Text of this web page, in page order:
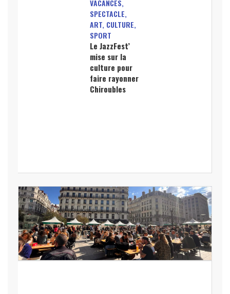
VACANCES,
SPECTACLE,
ART, CULTURE,
SPORT
Le JazzFest’
mise sur la
culture pour
faire rayonner
Chiroubles